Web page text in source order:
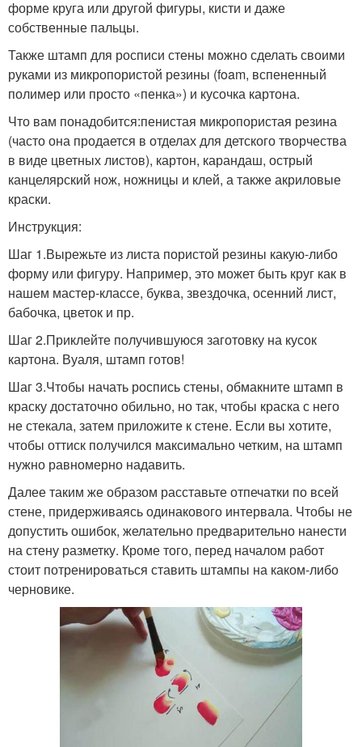
форме круга или другой фигуры, кисти и даже
собственные пальцы.
Также штамп для росписи стены можно сделать своими
руками из микропористой резины (foam, вспененный
полимер или просто «пенка») и кусочка картона.
Что вам понадобится:пенистая микропористая резина
(часто она продается в отделах для детского творчества
в виде цветных листов), картон, карандаш, острый
канцелярский нож, ножницы и клей, а также акриловые
краски.
Инструкция:
Шаг 1.Вырежьте из листа пористой резины какую-либо
форму или фигуру. Например, это может быть круг как в
нашем мастер-классе, буква, звездочка, осенний лист,
бабочка, цветок и пр.
Шаг 2.Приклейте получившуюся заготовку на кусок
картона. Вуаля, штамп готов!
Шаг 3.Чтобы начать роспись стены, обмакните штамп в
краску достаточно обильно, но так, чтобы краска с него
не стекала, затем приложите к стене. Если вы хотите,
чтобы оттиск получился максимально четким, на штамп
нужно равномерно надавить.
Далее таким же образом расставьте отпечатки по всей
стене, придерживаясь одинакового интервала. Чтобы не
допустить ошибок, желательно предварительно нанести
на стену разметку. Кроме того, перед началом работ
стоит потренироваться ставить штампы на каком-либо
черновике.